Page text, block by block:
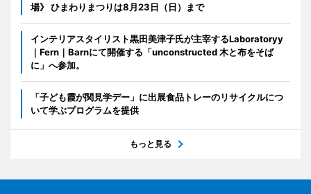
場》 ひまわりまつりは8月23日（日）まで
インテリアスタイリスト黒田美津子氏が主宰するLaboratoryy
｜Fern｜Barnにて開催する「unconstructed 木と布をそば
に」へ参加。
「子ども霞が関見学デー」に出展食品トレーのリサイクルにつ
いて学ぶプログラムを提供
もっと見る